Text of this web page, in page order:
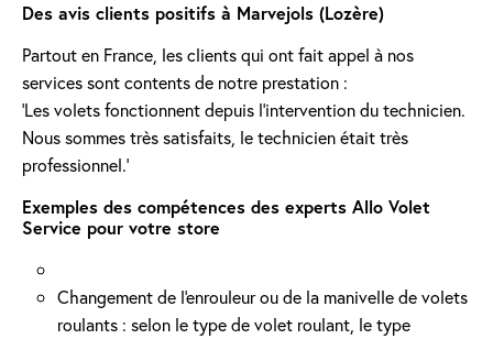
Des avis clients positifs à Marvejols (Lozère)
Partout en France, les clients qui ont fait appel à nos
services sont contents de notre prestation :
'Les volets fonctionnent depuis l’intervention du technicien.
Nous sommes très satisfaits, le technicien était très
professionnel.'
Exemples des compétences des experts Allo Volet
Service pour votre store
Changement de l'enrouleur ou de la manivelle de volets
roulants : selon le type de volet roulant, le type